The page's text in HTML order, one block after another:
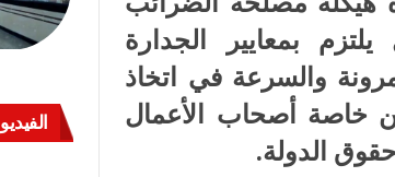
بمعايير الجدارة
والسرعة في اتخاذ
خاصة أصحاب الأعمال
الدولة.
الفيديو